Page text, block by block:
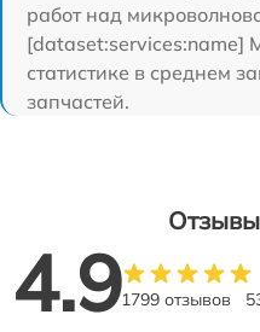
работ над
[dataset:services:name]
статистике в среднем
запчастей.
4.91799 отзывов